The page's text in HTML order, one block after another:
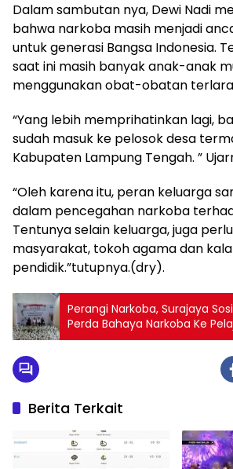
Dalam sambutan nya, Dewi Nadi
bahwa narkoba masih menjadi
untuk generasi Bangsa Indonesia.
saat ini masih banyak anak-anak
menggunakan obat-obatan
“Yang lebih memprihatinkan lagi,
sudah masuk ke pelosok desa
Kabupaten Lampung Tengah. ”
“Oleh karena itu, peran keluarga
dalam pencegahan narkoba
Tentunya selain keluarga, juga
masyarakat, tokoh agama dan
pendidik.”tutupnya.(dry).
Perangi Narkoba, Surajaya
Perda Bahaya Narkoba Ke
Berita Terkait